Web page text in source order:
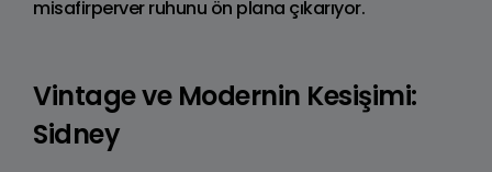
misafirperver ruhunu ön plana çıkarıyor.
Vintage ve Modernin Kesişimi:
Sidney